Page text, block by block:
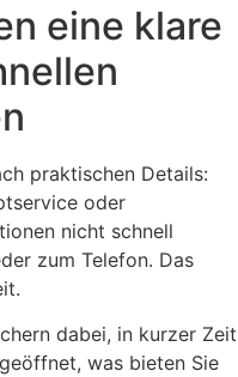
eine klare
praktischen Details:
oder
nicht schnell
zum Telefon. Das
dabei, in kurzer Zeit
was bieten Sie